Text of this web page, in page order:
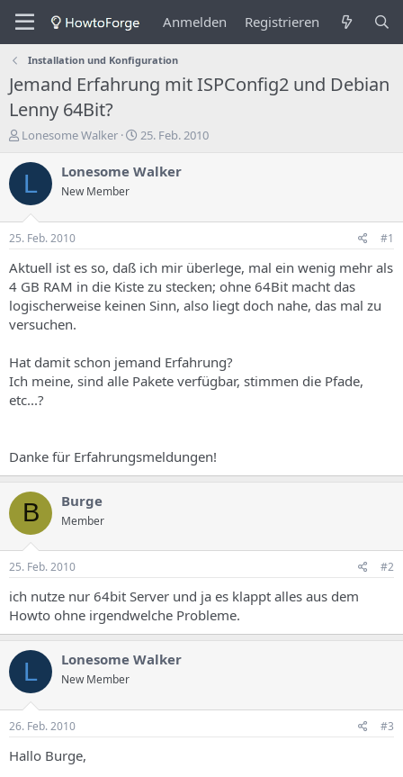
Anmelden Registrieren
Installation und Konfiguration
Jemand Erfahrung mit ISPConfig2 und Debian
Lenny 64Bit?
E
s
e
e
r
d
e
s
T
e
m
s
Lonesome Walker
E
s
n
s
d
u
m
25. Feb. 2010
L Lonesome Walker
New Member
25. Feb. 2010 #1
Aktuell ist es so, daß ich mir überlege, mal ein wenig mehr als
4 GB RAM in die Kiste zu stecken; ohne 64Bit macht das
logischerweise keinen Sinn, also liegt doch nahe, das mal zu
versuchen.
Hat damit schon jemand Erfahrung?
Ich meine, sind alle Pakete verfügbar, stimmen die Pfade,
etc...?
Danke für Erfahrungsmeldungen!
B Burge
Member
25. Feb. 2010 #2
ich nutze nur 64bit Server und ja es klappt alles aus dem
Howto ohne irgendwelche Probleme.
L Lonesome Walker
New Member
26. Feb. 2010 #3
Hallo Burge,